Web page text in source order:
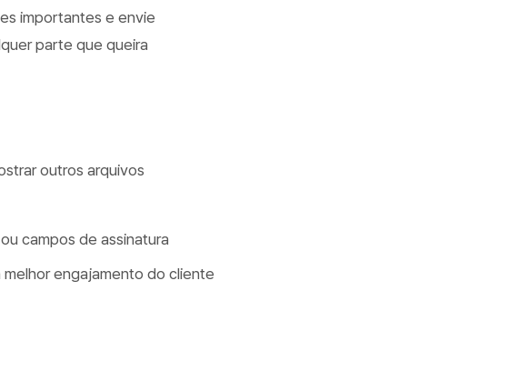
importantes e envie
parte que queira
outros arquivos
campos de assinatura
engajamento do cliente